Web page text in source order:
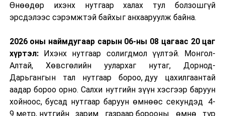
Өнөөдөр ихэнх нутгаар халах тул болзошгүй
эрсдэлээс сэрэмжтэй байхыг анхааруулж байна.
2026 оны наймдугаар сарын 06-ны 08 цагаас 20 цаг
хүртэл:Ихэнх нутгаар солигдмол үүлтэй. Монгол-
Алтай, Хөвсгөлийн уулархаг нутаг, Дорнод-
Дарьгангын тал нутгаар бороо, дуу цахилгаантай
аадар бороо орно. Салхи нутгийн зүүн хэсгээр баруун
хойноос, бусад нутгаар баруун өмнөөс секундэд 4-
9 метр, нутгийн зарим газраар борооны өмнө түр